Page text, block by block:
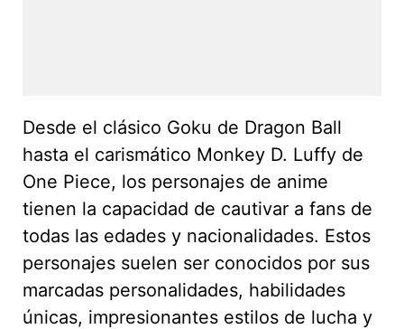
Desde el clásico Goku de Dragon Ball
hasta el carismático Monkey D. Luffy de
One Piece, los personajes de anime
tienen la capacidad de cautivar a fans de
todas las edades y nacionalidades. Estos
personajes suelen ser conocidos por sus
marcadas personalidades, habilidades
únicas, impresionantes estilos de lucha y